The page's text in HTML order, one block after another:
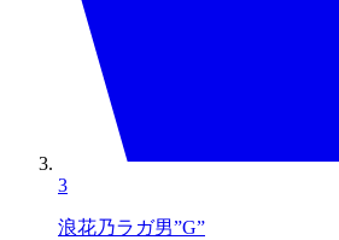
3
浪花乃ラガ男”G”